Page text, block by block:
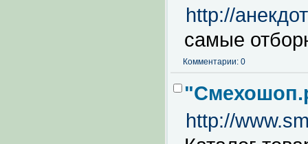
http://
самые
Комментарии: 0
http://